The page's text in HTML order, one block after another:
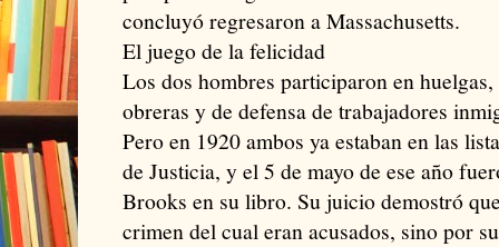
concluyó regresaron a Massachusetts.
El juego de la felicidad
Los dos hombres participaron en
obreras y de defensa de trabajadores
Pero en 1920 ambos ya estaban en las
de Justicia, y el 5 de mayo de ese año
Brooks en su libro. Su juicio demostró
crimen del cual eran acusados, sino por